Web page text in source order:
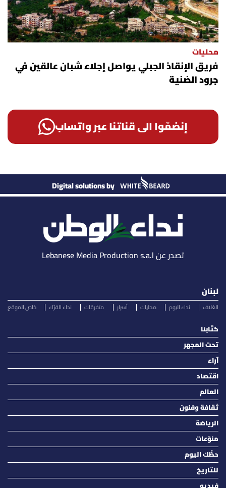
محليات
فريق الإنقاذ الجبلي يواصل إجلاء شبان عالقين في
جرود الضنية
إنضمّوا الى قناتنا عبر واتساب
Digital solutions by
تصدر عن Lebanese Media Production s.a.l
لبنان
الغلاف نداء اليوم محليات أسرار متفرقات نداء القرّاء خاص الموقع
كتّابنا
تحت المجهر
آراء
اقتصاد
العالم
ثقافة وفنون
الرياضة
منوّعات
حظّك اليوم
للتاريخ
فيديو